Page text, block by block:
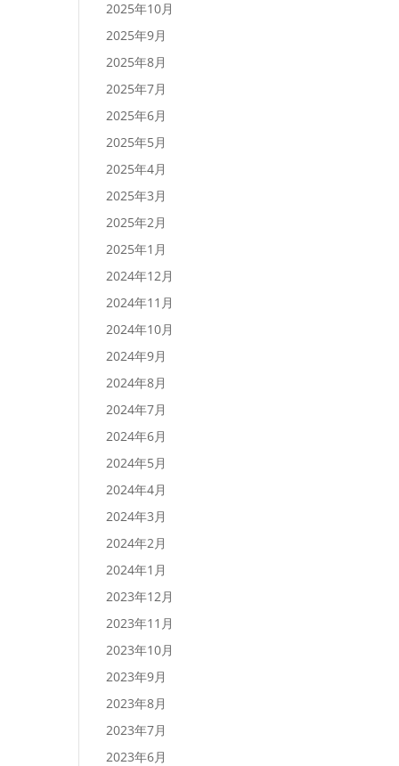
2025年10月
2025年9月
2025年8月
2025年7月
2025年6月
2025年5月
2025年4月
2025年3月
2025年2月
2025年1月
2024年12月
2024年11月
2024年10月
2024年9月
2024年8月
2024年7月
2024年6月
2024年5月
2024年4月
2024年3月
2024年2月
2024年1月
2023年12月
2023年11月
2023年10月
2023年9月
2023年8月
2023年7月
2023年6月